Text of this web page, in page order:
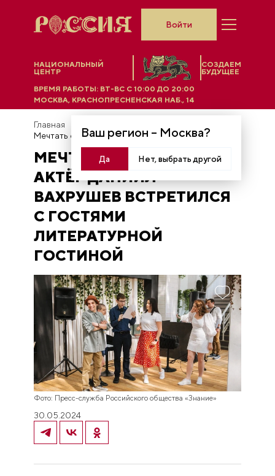
НАЦИОНАЛЬНЫЙ
ЦЕНТР
СОЗДАЕМ
БУДУЩЕЕ
Ваш регион – Москва?
Да Нет, выбрать другой
ВРЕМЯ РАБОТЫ: ВТ-ВС C 10:00 ДО 20:00
МОСКВА, КРАСНОПРЕСНЕНСКАЯ НАБ., 14
Войти
Главная
МЕЧТАТЬ СО «ЗНАНИЕМ»:
АКТЁР ДАНИИЛ
ВАХРУШЕВ ВСТРЕТИЛСЯ
С ГОСТЯМИ
ЛИТЕРАТУРНОЙ
ГОСТИНОЙ
Фото: Пресс-служба Российского общества «Знание»
30.05.2024